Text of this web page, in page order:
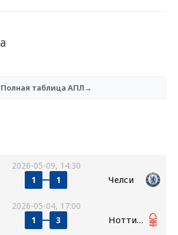
Полная таблица АПЛ→
2026-05-09, 14:30
1 1 Челси
2026-05-04, 17:00
1 3 Ноттингем Форест